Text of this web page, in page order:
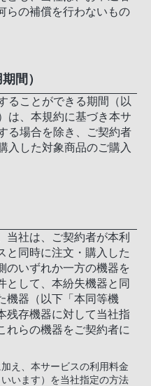
らの補償を行わないもの
間）
ることができる期間（以
は、本規約に基づき本サ
る場合を除き、ご契約者
入した対象商品のご購入
当社は、ご契約者が本利
と同時に注文・購入した
のいずれか一方の機器を
として、本紛失機器と同
機器（以下「本同等機
残存機器に対して当社指
れらの機器をご契約者に
え、本サービスの利用料金
いいます）を当社指定の方法